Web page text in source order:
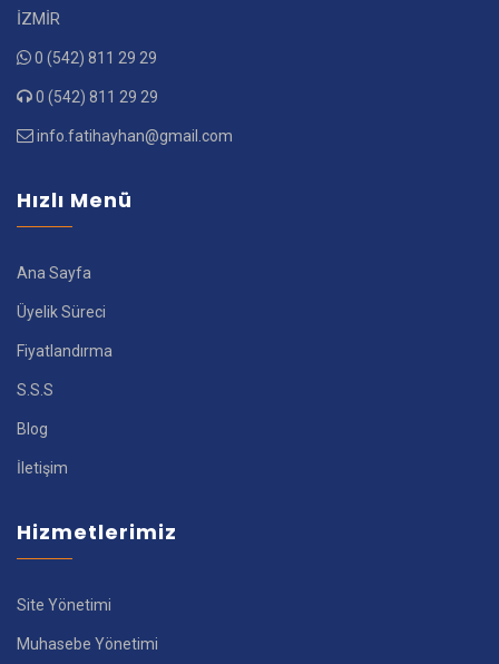
İZMİR
0 (542) 811 29 29
0 (542) 811 29 29
info.fatihayhan@gmail.com
Hızlı Menü
Ana Sayfa
Üyelik Süreci
Fiyatlandırma
S.S.S
Blog
İletişim
Hizmetlerimiz
Site Yönetimi
Muhasebe Yönetimi